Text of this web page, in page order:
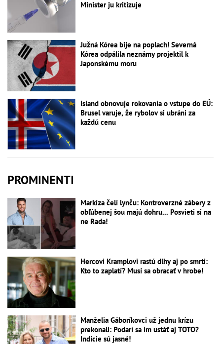
Minister ju kritizuje
Južná Kórea bije na poplach! Severná
Kórea odpálila neznámy projektil k
Japonskému moru
Island obnovuje rokovania o vstupe do EÚ:
Brusel varuje, že rybolov si ubráni za
každú cenu
PROMINENTI
Markíza čelí lynču: Kontroverzné zábery z
obľúbenej šou majú dohru... Posvieti si na
ne Rada!
Hercovi Kramplovi rastú dlhy aj po smrti:
Kto to zaplatí? Musí sa obracať v hrobe!
Manželia Gáboríkovci už jednu krízu
prekonali: Podarí sa im ustáť aj TOTO?
Indície sú jasné!